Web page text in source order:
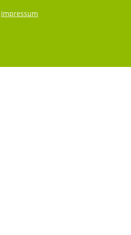
Impressum